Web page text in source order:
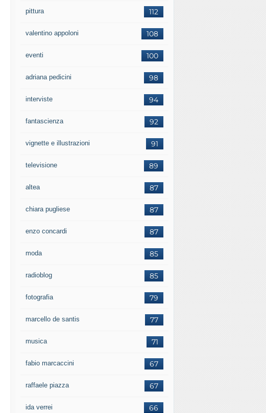
112
pittura
108
valentino appoloni
100
eventi
98
adriana pedicini
94
interviste
92
fantascienza
91
vignette e illustrazioni
89
televisione
87
altea
87
chiara pugliese
87
enzo concardi
85
moda
85
radioblog
79
fotografia
77
marcello de santis
71
musica
67
fabio marcaccini
67
raffaele piazza
66
ida verrei